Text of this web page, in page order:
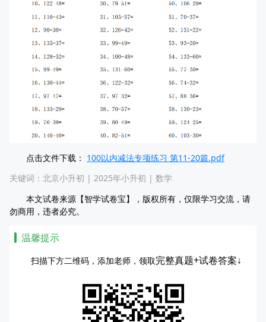
点击文件下载： 100以内减法专项练习 第11-20篇.pdf
关键词： 北京小升初 | 2025年小升初 | 数学
本文试卷来源【智学试卷宝】，版权所有，仅限学习交流，请
勿商用，违者必究。
温馨提示
扫描下方二维码，添加老师，领取完整真题+试卷答案↓